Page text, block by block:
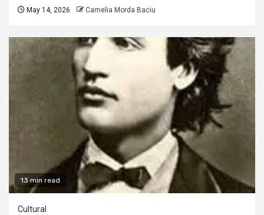
May 14, 2026 Camelia Morda Baciu
13 min read
Cultural